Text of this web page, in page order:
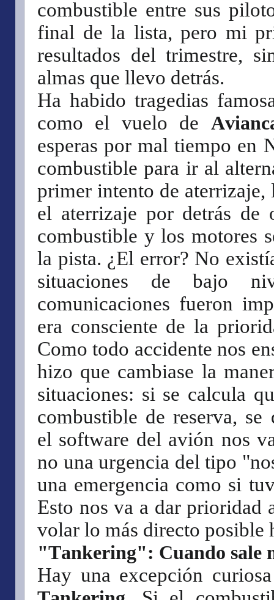
combustible entre sus
final de la lista, pero mi
resultados del trimestre,
almas que llevo detrás.
Ha habido tragedias
como el vuelo de
esperas por mal tiempo en
combustible para ir al
primer intento de aterrizaje,
el aterrizaje por detrás de
combustible y los motores
la pista. ¿El error? No
situaciones de bajo
comunicaciones fueron
era consciente de la
Como todo accidente nos
hizo que cambiase la
situaciones: si se calcula
combustible de reserva,
el software del avión nos
no una urgencia del tipo
una emergencia como si
Esto nos va a dar prioridad
volar lo más directo posible
"Tankering": Cuando sale
Hay una excepción